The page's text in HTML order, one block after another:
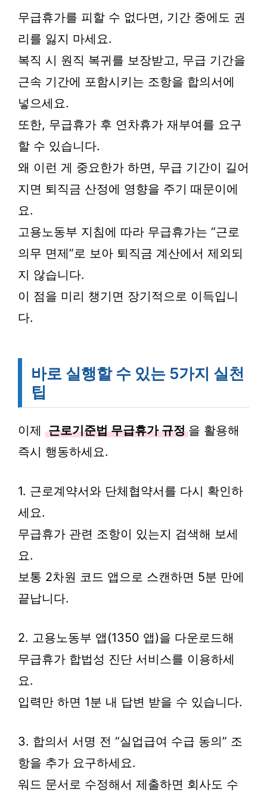
무급휴가를 피할 수 없다면, 기간 중에도 권
리를 잃지 마세요.
복직 시 원직 복귀를 보장받고, 무급 기간을
근속 기간에 포함시키는 조항을 합의서에
넣으세요.
또한, 무급휴가 후 연차휴가 재부여를 요구
할 수 있습니다.
왜 이런 게 중요한가 하면, 무급 기간이 길어
지면 퇴직금 산정에 영향을 주기 때문이에
요.
고용노동부 지침에 따라 무급휴가는 “근로
의무 면제”로 보아 퇴직금 계산에서 제외되
지 않습니다.
이 점을 미리 챙기면 장기적으로 이득입니
다.
바로 실행할 수 있는 5가지 실천
팁
이제 근로기준법 무급휴가 규정 을 활용해
즉시 행동하세요.
1. 근로계약서와 단체협약서를 다시 확인하
세요.
무급휴가 관련 조항이 있는지 검색해 보세
요.
보통 2차원 코드 앱으로 스캔하면 5분 만에
끝납니다.
2. 고용노동부 앱(1350 앱)을 다운로드해
무급휴가 합법성 진단 서비스를 이용하세
요.
입력만 하면 1분 내 답변 받을 수 있습니다.
3. 합의서 서명 전 “실업급여 수급 동의” 조
항을 추가 요구하세요.
워드 문서로 수정해서 제출하면 회사도 수